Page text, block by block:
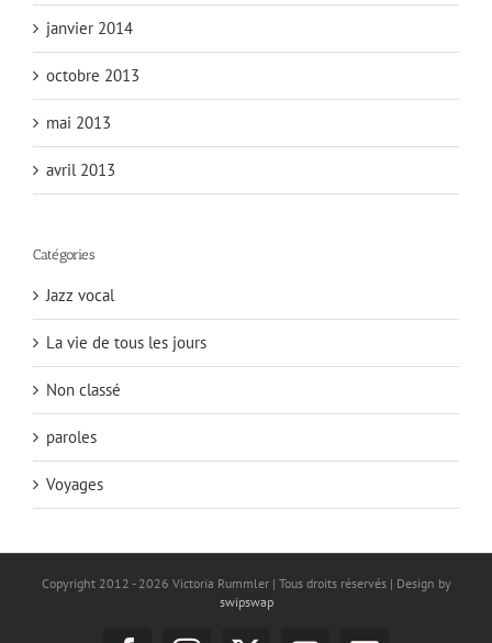
janvier 2014
octobre 2013
mai 2013
avril 2013
Catégories
Jazz vocal
La vie de tous les jours
Non classé
paroles
Voyages
Copyright 2012 - 2026 Victoria Rummler | Tous droits réservés | Design by
swipswap